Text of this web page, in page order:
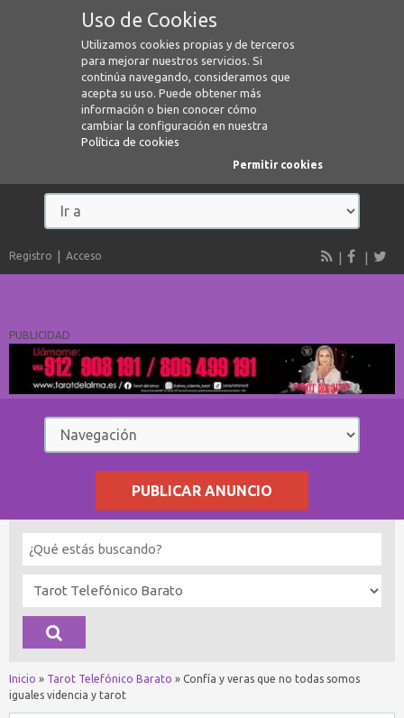
Uso de Cookies
Utilizamos cookies propias y de terceros
para mejorar nuestros servicios. Si
continúa navegando, consideramos que
acepta su uso. Puede obtener más
información o bien conocer cómo
cambiar la configuración en nuestra
Política de cookies
Permitir cookies
Registro Acceso
PUBLICIDAD
PUBLICAR ANUNCIO
Inicio » Tarot Telefónico Barato » Confía y veras que no todas somos
iguales videncia y tarot